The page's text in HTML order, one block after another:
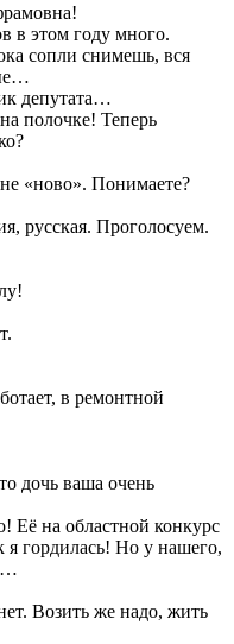
этом году много.
сопли снимешь, вся
депутата…
полочке! Теперь
«ново». Понимаете?
русская. Проголосуем.
в ремонтной
дочь ваша очень
на областной конкурс
я гордилась! Но у нашего,
Возить же надо, жить